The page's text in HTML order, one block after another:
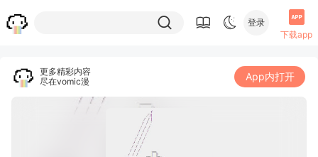
登录
下载app
更多精彩内容
尽在vomic漫
App内打开